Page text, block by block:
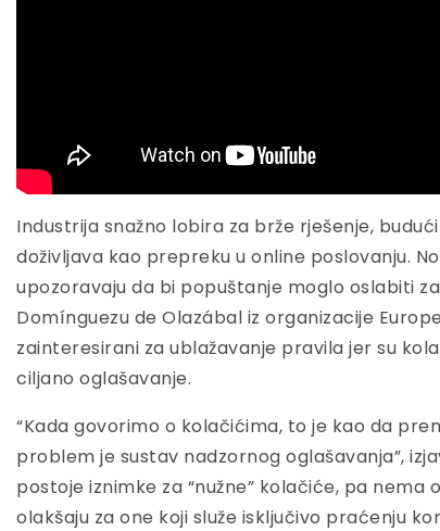
Industrija snažno lobira za brže rješenje,
doživljava kao prepreku u online poslovanju.
upozoravaju da bi popuštanje moglo oslabiti
Domínguezu de Olazábal iz organizacije
zainteresirani za ublažavanje pravila jer su
ciljano oglašavanje.
“Kada govorimo o kolačićima, to je kao da
problem je sustav nadzornog oglašavanja”,
postoje iznimke za “nužne” kolačiće, pa
olakšaju za one koji služe isključivo praćenju